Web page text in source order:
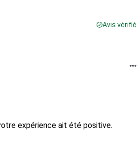
Avis vérifié
expérience ait été positive.